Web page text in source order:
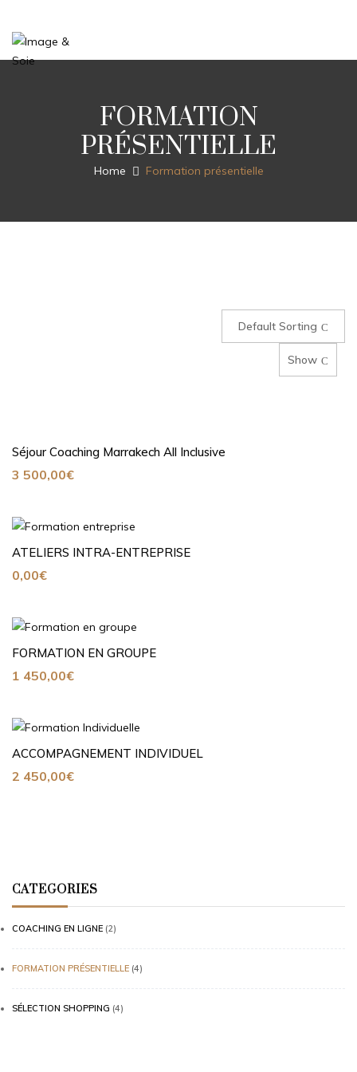
FORMATION
PRÉSENTIELLE
Home Formation présentielle
CATEGORIES
COACHING EN LIGNE (2)
FORMATION PRÉSENTIELLE (4)
SÉLECTION SHOPPING (4)
Default Sorting
Show
Séjour Coaching Marrakech All Inclusive
3 500,00€
ATELIERS INTRA-ENTREPRISE
0,00€
FORMATION EN GROUPE
1 450,00€
ACCOMPAGNEMENT INDIVIDUEL
2 450,00€